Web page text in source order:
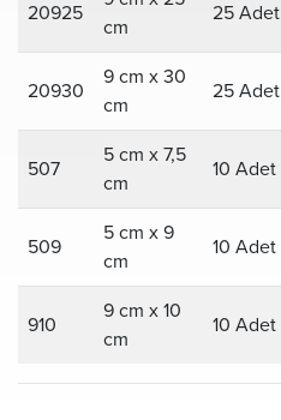
20925
cm
25 Adet
20930
9 cm x 30
cm
25 Adet
507
5 cm x 7,5
cm
10 Adet
509
5 cm x 9
cm
10 Adet
910
9 cm x 10
cm
10 Adet